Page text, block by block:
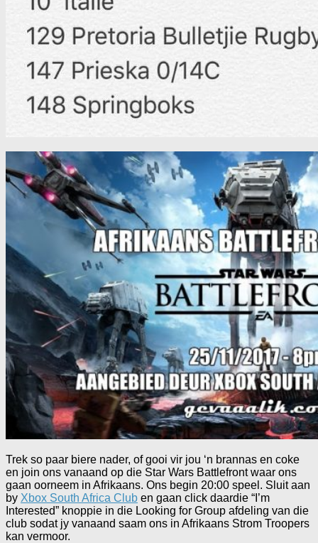
Trek so paar biere nader, of gooi vir jou ‘n brannas en coke
en join ons vanaand op die Star Wars Battlefront waar ons
gaan oorneem in Afrikaans. Ons begin 20:00 speel. Sluit aan
by Xbox South Africa Club en gaan click daardie “I’m
Interested” knoppie in die Looking for Group afdeling van die
club sodat jy vanaand saam ons in Afrikaans Strom Troopers
kan vermoor.